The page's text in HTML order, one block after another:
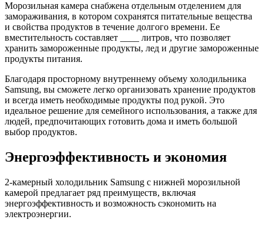
Морозильная камера снабжена отдельным отделением для
замораживания, в котором сохранятся питательные вещества
и свойства продуктов в течение долгого времени. Ее
вместительность составляет ____ литров, что позволяет
хранить замороженные продукты, лед и другие замороженные
продукты питания.
Благодаря просторному внутреннему объему холодильника
Samsung, вы сможете легко организовать хранение продуктов
и всегда иметь необходимые продукты под рукой. Это
идеальное решение для семейного использования, а также для
людей, предпочитающих готовить дома и иметь большой
выбор продуктов.
Энергоэффективность и экономия
2-камерный холодильник Samsung с нижней морозильной
камерой предлагает ряд преимуществ, включая
энергоэффективность и возможность сэкономить на
электроэнергии.